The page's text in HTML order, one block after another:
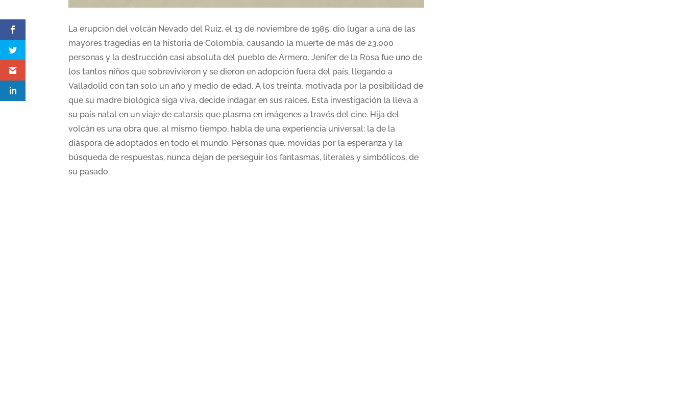
La erupción del volcán Nevado del Ruiz, el 13 de noviembre de 1985, dio lugar a una de las
mayores tragedias en la historia de Colombia, causando la muerte de más de 23.000
personas y la destrucción casi absoluta del pueblo de Armero. Jenifer de la Rosa fue uno de
los tantos niños que sobrevivieron y se dieron en adopción fuera del país, llegando a
Valladolid con tan solo un año y medio de edad. A los treinta, motivada por la posibilidad de
que su madre biológica siga viva, decide indagar en sus raíces. Esta investigación la lleva a
su país natal en un viaje de catarsis que plasma en imágenes a través del cine. Hija del
volcán es una obra que, al mismo tiempo, habla de una experiencia universal: la de la
diáspora de adoptados en todo el mundo. Personas que, movidas por la esperanza y la
búsqueda de respuestas, nunca dejan de perseguir los fantasmas, literales y simbólicos, de
su pasado.